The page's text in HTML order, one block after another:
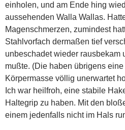
einholen, und am Ende hing
aussehenden Walla Wallas.
Magenschmerzen, zumindest
Stahlvorfach dermaßen tief
unbeschadet wieder rausbekam
mußte. (Die haben übrigens
Körpermasse völlig unerwartet
Ich war heilfroh, eine stabile
Haltegrip zu haben. Mit den
einem jedenfalls nicht im Hals